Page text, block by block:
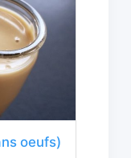
oeufs)